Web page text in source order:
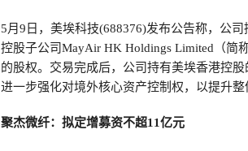
5月9日，美埃科技(688376)发布公告称，公
控股子公司MayAir HK Holdings Limited（简
的股权。交易完成后，公司持有美埃香港控
进一步强化对境外核心资产控制权，以提升整
聚杰微纤：拟定增募资不超11亿元